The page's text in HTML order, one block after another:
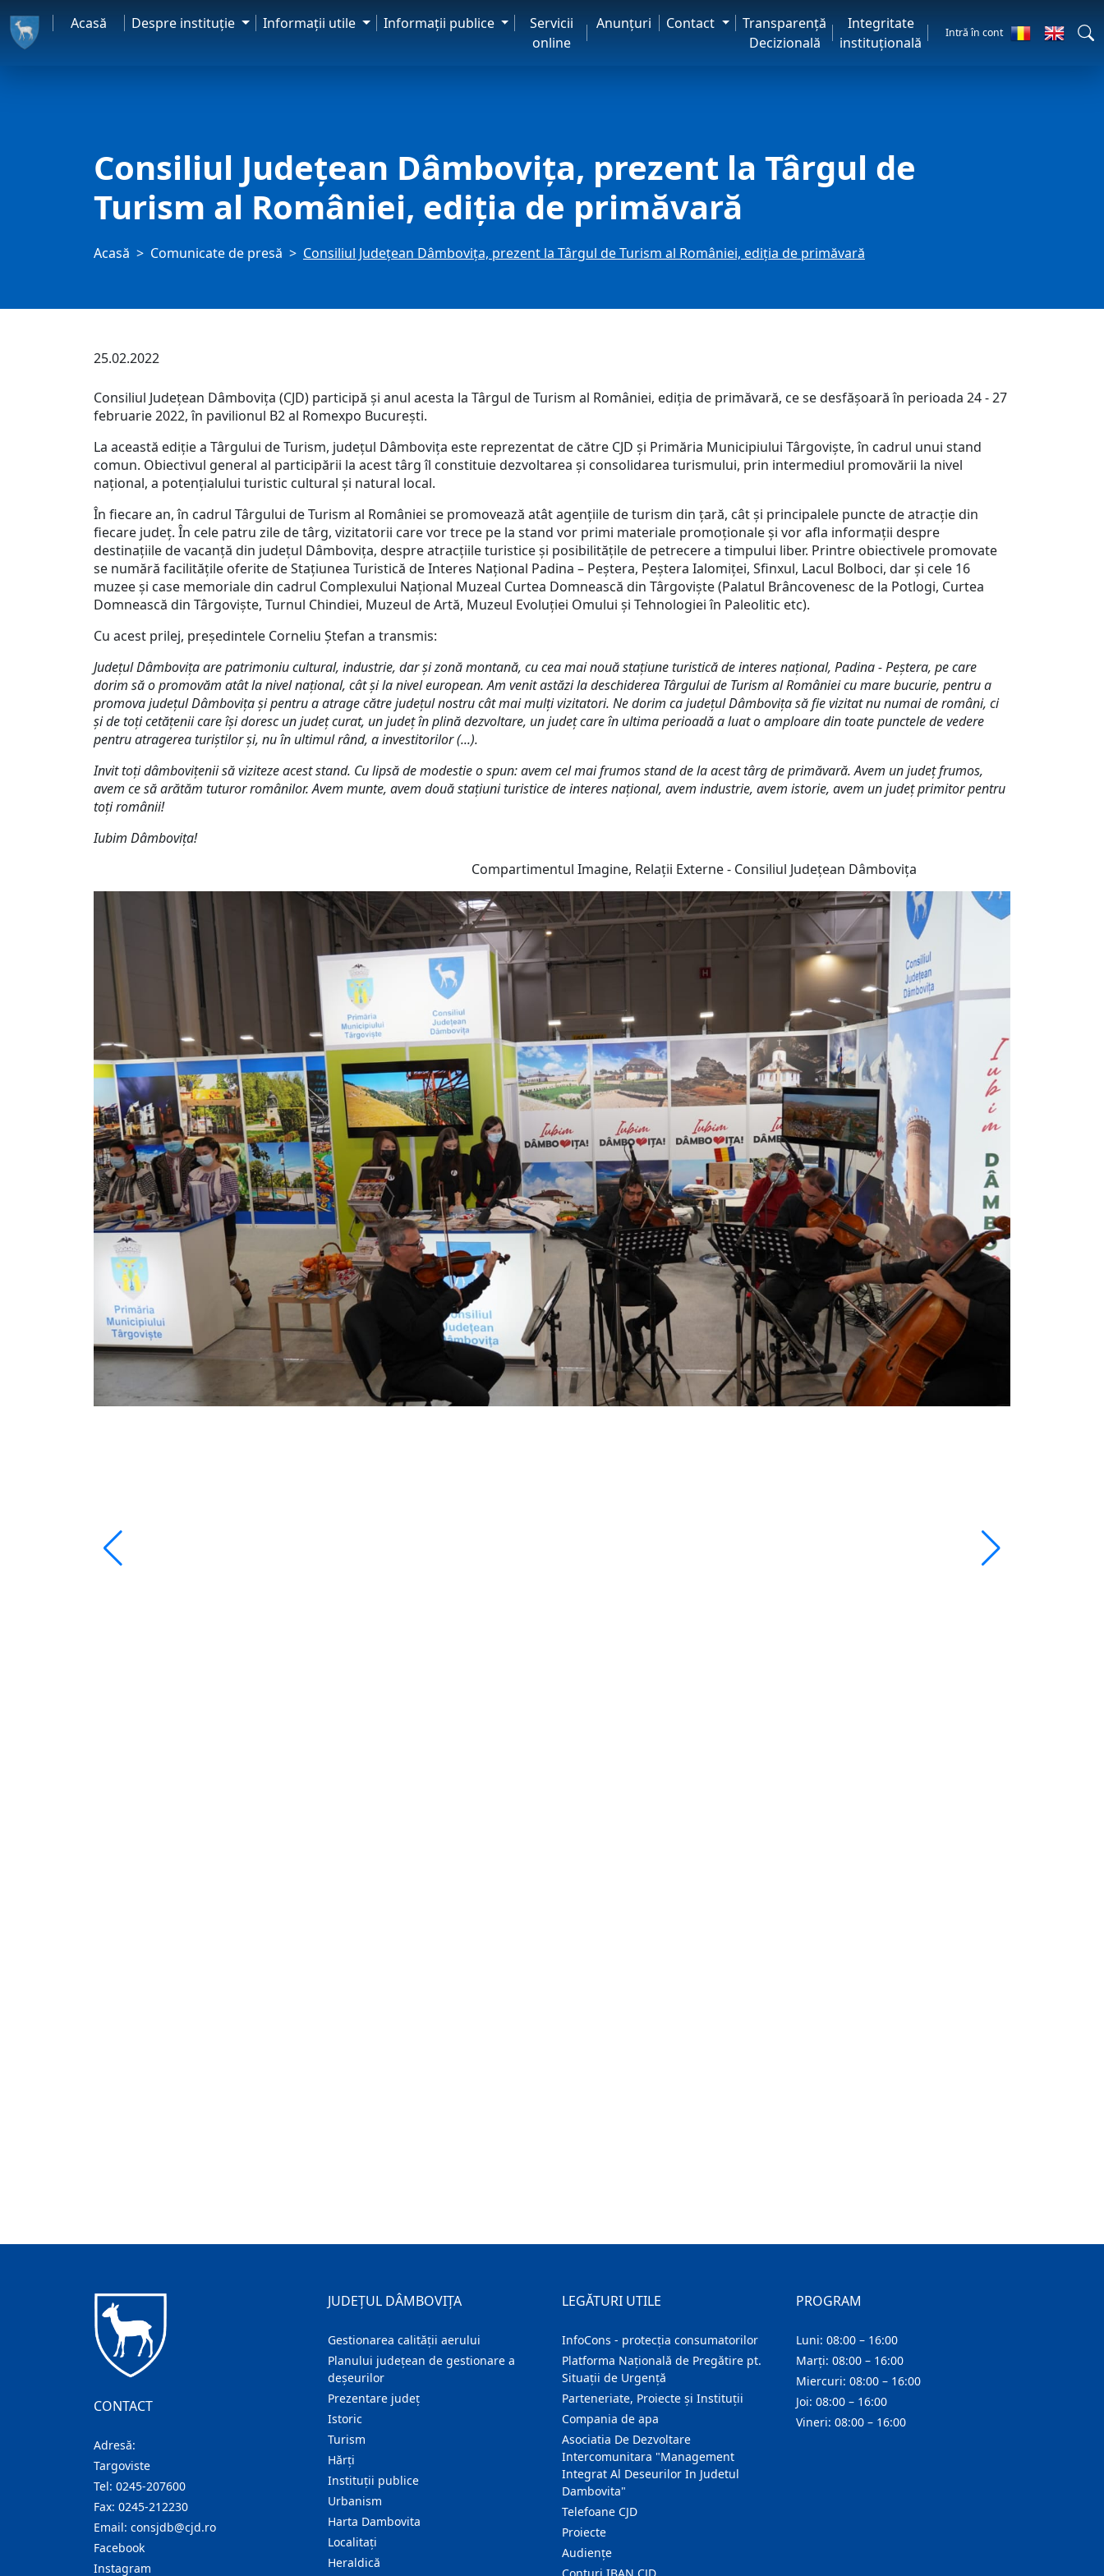
Acasă Despre instituţie Informaţii utile Informaţii publice
Servicii
online
Anunţuri Contact
Transparență
Decizională
Integritate
instituțională
Intră în cont
Consiliul Judeţean Dâmboviţa, prezent la Târgul de
Turism al României, ediția de primăvară
Acasă Comunicate de presă Consiliul Judeţean Dâmboviţa, prezent la Târgul de Turism al României, ediția de primăvară
25.02.2022
Consiliul Judeţean Dâmboviţa (CJD) participă și anul acesta la Târgul de Turism al României, ediția de primăvară, ce se desfășoară în perioada 24 - 27
februarie 2022, în pavilionul B2 al Romexpo București.
La această ediție a Târgului de Turism, județul Dâmbovița este reprezentat de către CJD și Primăria Municipiului Târgoviște, în cadrul unui stand
comun. Obiectivul general al participării la acest târg îl constituie dezvoltarea şi consolidarea turismului, prin intermediul promovării la nivel
național, a potențialului turistic cultural şi natural local.
În fiecare an, în cadrul Târgului de Turism al României se promovează atât agențiile de turism din țară, cât și principalele puncte de atracție din
fiecare județ. În cele patru zile de târg, vizitatorii care vor trece pe la stand vor primi materiale promoționale și vor afla informații despre
destinațiile de vacanță din județul Dâmbovița, despre atracțiile turistice și posibilitățile de petrecere a timpului liber. Printre obiectivele promovate
se numără facilitățile oferite de Stațiunea Turistică de Interes Național Padina – Peștera, Peștera Ialomiței, Sfinxul, Lacul Bolboci, dar și cele 16
muzee şi case memoriale din cadrul Complexului Național Muzeal Curtea Domnească din Târgoviște (Palatul Brâncovenesc de la Potlogi, Curtea
Domnească din Târgoviște, Turnul Chindiei, Muzeul de Artă, Muzeul Evoluției Omului și Tehnologiei în Paleolitic etc).
Cu acest prilej, președintele Corneliu Ștefan a transmis:
Județul Dâmbovița are patrimoniu cultural, industrie, dar și zonă montană, cu cea mai nouă stațiune turistică de interes național, Padina - Peștera, pe care
dorim să o promovăm atât la nivel național, cât și la nivel european. Am venit astăzi la deschiderea Târgului de Turism al României cu mare bucurie, pentru a
promova județul Dâmbovița și pentru a atrage către județul nostru cât mai mulți vizitatori. Ne dorim ca județul Dâmbovița să fie vizitat nu numai de români, ci
și de toți cetățenii care își doresc un județ curat, un județ în plină dezvoltare, un județ care în ultima perioadă a luat o amploare din toate punctele de vedere
pentru atragerea turiștilor și, nu în ultimul rând, a investitorilor (...).
Invit toți dâmbovițenii să viziteze acest stand. Cu lipsă de modestie o spun:avem cel mai frumos stand de la acest târg de primăvară. Avem un județ frumos,
avem ce să arătăm tuturor românilor. Avem munte, avem două stațiuni turistice de interes național, avem industrie, avem istorie, avem un județ primitor pentru
toți românii!
Iubim Dâmbovița!
Compartimentul Imagine, Relații Externe - Consiliul Județean Dâmbovița
CONTACT
Adresă:
Targoviste
Tel: 0245-207600
Fax: 0245-212230
Email: consjdb@cjd.ro
Facebook
Instagram
JUDEȚUL DÂMBOVIȚA
Gestionarea calității aerului
Planului județean de gestionare a
deșeurilor
Prezentare judeţ
Istoric
Turism
Hărţi
Instituţii publice
Urbanism
Harta Dambovita
Localitaţi
Heraldică
LEGĂTURI UTILE
InfoCons - protecția consumatorilor
Platforma Națională de Pregătire pt.
Situații de Urgență
Parteneriate, Proiecte și Instituții
Compania de apa
Asociatia De Dezvoltare
Intercomunitara "Management
Integrat Al Deseurilor In Judetul
Dambovita"
Telefoane CJD
Proiecte
Audienţe
PROGRAM
Luni: 08:00 – 16:00
Marți: 08:00 – 16:00
Miercuri: 08:00 – 16:00
Joi: 08:00 – 16:00
Vineri: 08:00 – 16:00